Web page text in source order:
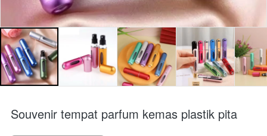
Souvenir tempat parfum kemas plastik pita